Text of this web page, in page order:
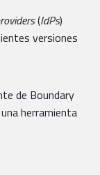
(IdPs)
versiones
de Boundary
herramienta